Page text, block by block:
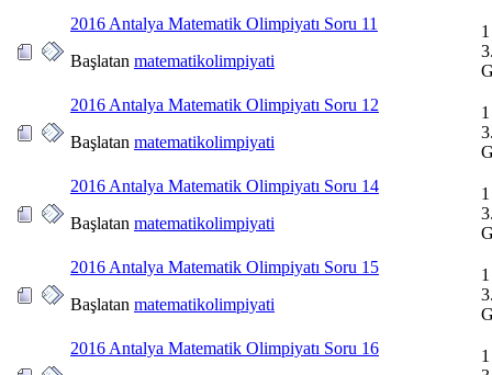
2016 Antalya Matematik Olimpiyatı Soru 11
Başlatan matematikolimpiyati
2016 Antalya Matematik Olimpiyatı Soru 12
Başlatan matematikolimpiyati
2016 Antalya Matematik Olimpiyatı Soru 14
Başlatan matematikolimpiyati
2016 Antalya Matematik Olimpiyatı Soru 15
Başlatan matematikolimpiyati
2016 Antalya Matematik Olimpiyatı Soru 16